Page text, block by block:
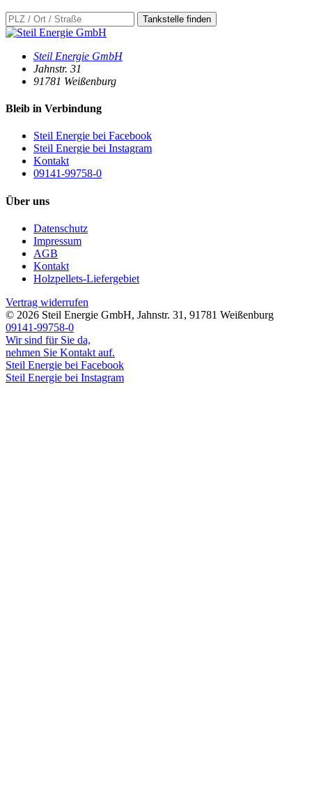
Tankstelle finden
Steil Energie GmbH
Jahnstr. 31
91781 Weißenburg
Bleib in Verbindung
Steil Energie bei Facebook
Steil Energie bei Instagram
Kontakt
09141-99758-0
Über uns
Datenschutz
Impressum
AGB
Kontakt
Holzpellets-Liefergebiet
Vertrag widerrufen
© 2026 Steil Energie GmbH, Jahnstr. 31 , 91781 Weißenburg
09141-99758-0
Wir sind für Sie da,
nehmen Sie Kontakt auf.
Steil Energie bei Facebook
Steil Energie bei Instagram